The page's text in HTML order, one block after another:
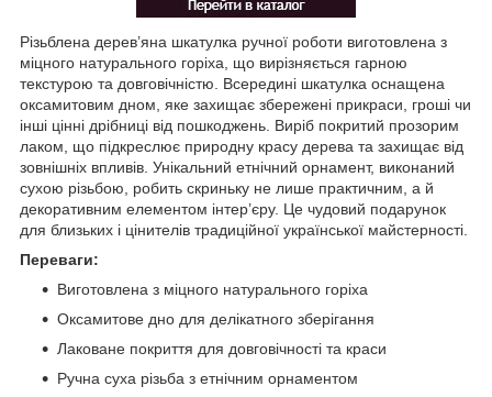
Різьблена дерев’яна шкатулка ручної роботи виготовлена з
міцного натурального горіха, що вирізняється гарною
текстурою та довговічністю. Всередині шкатулка оснащена
оксамитовим дном, яке захищає збережені прикраси, гроші чи
інші цінні дрібниці від пошкоджень. Виріб покритий прозорим
лаком, що підкреслює природну красу дерева та захищає від
зовнішніх впливів. Унікальний етнічний орнамент, виконаний
сухою різьбою, робить скриньку не лише практичним, а й
декоративним елементом інтер’єру. Це чудовий подарунок
для близьких і цінителів традиційної української майстерності.
Переваги:
Виготовлена з міцного натурального горіха
Оксамитове дно для делікатного зберігання
Лаковане покриття для довговічності та краси
Ручна суха різьба з етнічним орнаментом